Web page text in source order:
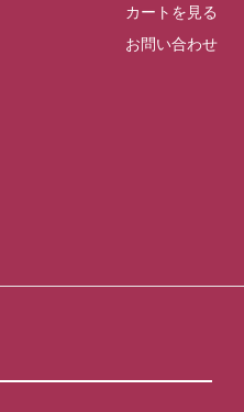
カートを見る
お問い合わせ